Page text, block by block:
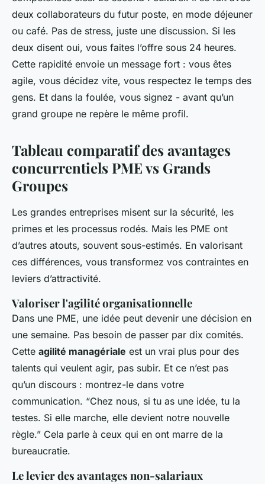
deux collaborateurs du futur poste, en mode déjeuner
ou café. Pas de stress, juste une discussion. Si les
deux disent oui, vous faites l’offre sous 24 heures.
Cette rapidité envoie un message fort : vous êtes
agile, vous décidez vite, vous respectez le temps des
gens. Et dans la foulée, vous signez - avant qu’un
grand groupe ne repère le même profil.
Tableau comparatif des avantages
concurrentiels PME vs Grands
Groupes
Les grandes entreprises misent sur la sécurité, les
primes et les processus rodés. Mais les PME ont
d’autres atouts, souvent sous-estimés. En valorisant
ces différences, vous transformez vos contraintes en
leviers d’attractivité.
Valoriser l'agilité organisationnelle
Dans une PME, une idée peut devenir une décision en
une semaine. Pas besoin de passer par dix comités.
Cette agilité managériale est un vrai plus pour des
talents qui veulent agir, pas subir. Et ce n’est pas
qu’un discours : montrez-le dans votre
communication. “Chez nous, si tu as une idée, tu la
testes. Si elle marche, elle devient notre nouvelle
règle.” Cela parle à ceux qui en ont marre de la
bureaucratie.
Le levier des avantages non-salariaux